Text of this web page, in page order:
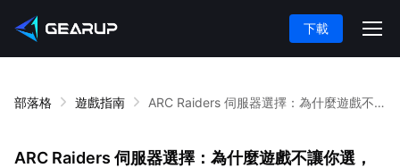
下載
部落格 遊戲指南 ARC Raiders 伺服器選擇：為什麼遊戲不讓你選，以及如何繞過限制
ARC Raiders 伺服器選擇：為什麼遊戲不讓你選，